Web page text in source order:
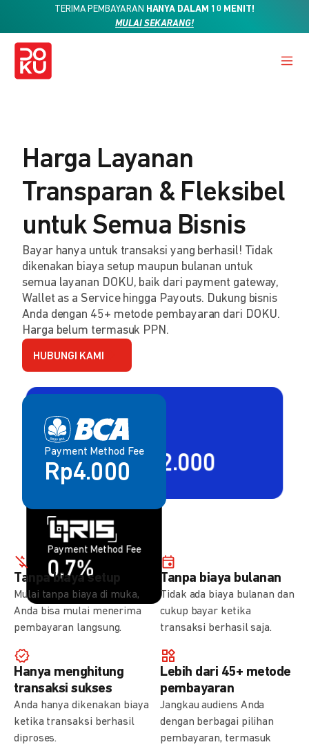
TERIMA PEMBAYARAN HANYA DALAM 10 MENIT!
MULAI SEKARANG!
Harga Layanan
Transparan & Fleksibel
untuk Semua Bisnis
Bayar hanya untuk transaksi yang berhasil! Tidak
dikenakan biaya setup maupun bulanan untuk
semua layanan DOKU, baik dari payment gateway,
Wallet as a Service hingga Payouts. Dukung bisnis
Anda dengan 45+ metode pembayaran dari DOKU.
Harga belum termasuk PPN.
HUBUNGI KAMI
Payment Method Fee
Rp4.000
Payment Method Fee
2,80% + Rp2.000
Payment Method Fee
0,7%
Payment Method Fee
1,5%
Tanpa biaya setup
Mulai tanpa biaya di muka,
Anda bisa mulai menerima
pembayaran langsung.
Tanpa biaya bulanan
Tidak ada biaya bulanan dan
cukup bayar ketika
transaksi berhasil saja.
Hanya menghitung
transaksi sukses
Anda hanya dikenakan biaya
ketika transaksi berhasil
diproses.
Lebih dari 45+ metode
pembayaran
Jangkau audiens Anda
dengan berbagai pilihan
pembayaran, termasuk